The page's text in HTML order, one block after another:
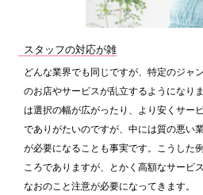
スタッフの対応が雑
どんな業界でも同じですが、特定のジャ
のお店やサービスが乱立するようになり
は選択の幅が広がったり、より安くサー
でありがたいのですが、中には質の悪い
が必要になることも事実です。こうした
ころでありますが、とかく高額なサービ
なおのこと注意が必要になってきます。